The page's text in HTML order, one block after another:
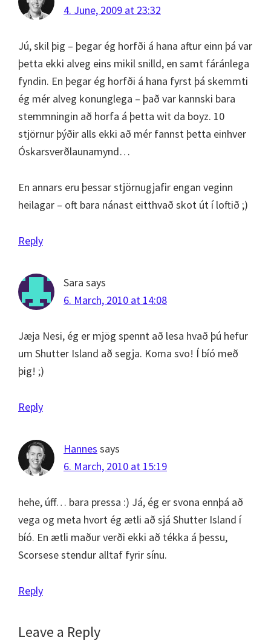
4. June, 2009 at 23:32
Jú, skil þig – þegar ég horfði á hana aftur einn þá var
þetta ekki alveg eins mikil snilld, en samt fáránlega
fyndin. En þegar ég horfði á hana fyrst þá skemmti
ég mér alveg konunglega – það var kannski bara
stemmningin að horfa á þetta wit da boyz. 10
stjörnur þýðir alls ekki að mér fannst þetta einhver
Óskarsverðlaunamynd…
En annars eru þessar stjörnugjafir engan veginn
heilagar – oft bara nánast eitthvað skot út í loftið ;)
Reply
Sara says
6. March, 2010 at 14:08
Jæja Nesi, ég er mjög spennt að lesa hvað þú hefur
um Shutter Island að segja. Koma svo! Í bíó með
þig! ;)
Reply
Hannes says
6. March, 2010 at 15:19
hehe, úff… bara pressa :) Já, ég er svona ennþá að
vega og meta hvort ég ætli að sjá Shutter Island í
bíó. En ætli maður verði ekki að tékka á þessu,
Scorsese stendur alltaf fyrir sínu.
Reply
Leave a Reply